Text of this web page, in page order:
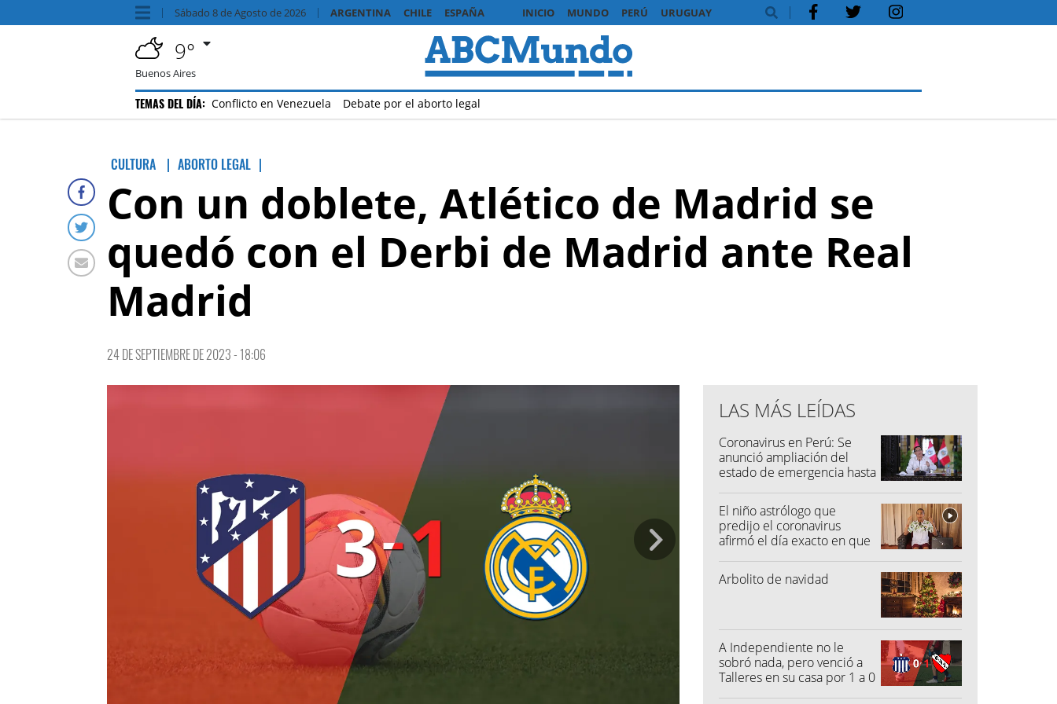
Sábado 8 deAgosto de 2026 ARGENTINA CHILE ESPAÑA INICIO MUNDO PERÚ URUGUAY
9°
Buenos Aires
TEMAS DEL DÍA: Conflicto en Venezuela Debate por el aborto legal
CULTURA ABORTO LEGAL |
Con un doblete, Atlético de Madrid se
quedó con el Derbi de Madrid ante Real
Madrid
24 DE SEPTIEMBRE DE 2023 - 18:06
LAS MÁS LEÍDAS
Coronavirus en Perú: Se
anunció ampliación del
estado de emergencia hasta
El niño astrólogo que
predijo el coronavirus
afirmó el día exacto en que
Arbolito de navidad
A Independiente no le
sobró nada, pero venció a
Talleres en su casa por 1 a 0